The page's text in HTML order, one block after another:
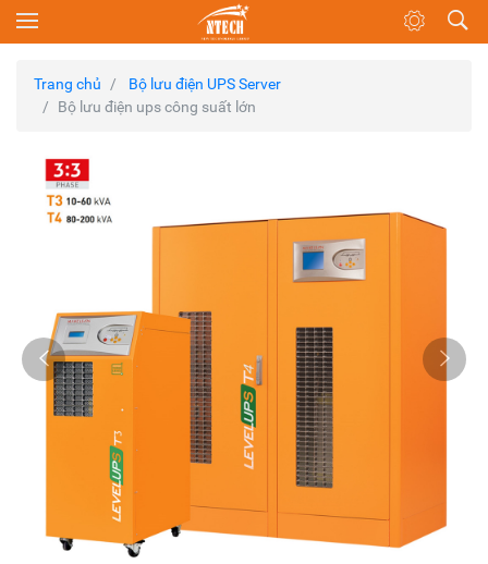
Trang chủ
Bộ lưu điện UPS Server
Bộ lưu điện ups công suất lớn